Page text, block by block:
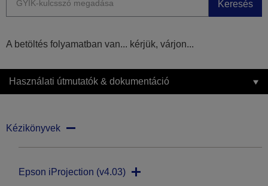
Keresés
A betöltés folyamatban van... kérjük, várjon...
Használati útmutatók & dokumentáció
Kézikönyvek
Epson iProjection (v4.03)